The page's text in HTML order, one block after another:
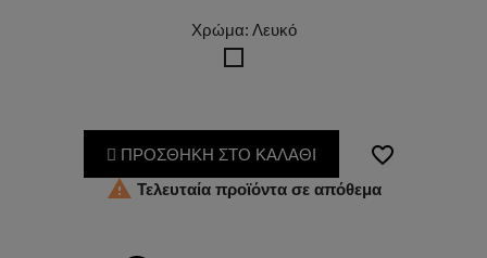
Χρώμα: Λευκό
ΠΡΟΣΘΗΚΗ ΣΤΟ ΚΑΛΑΘΙ
favorite_border
 Τελευταία προϊόντα σε απόθεμα